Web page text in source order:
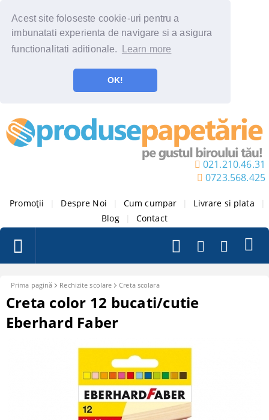
Acest site foloseste cookie-uri pentru a
imbunatati experienta de navigare si a asigura
functionalitati aditionale.
Learn more
OK!
021.210.46.31
0723.568.425
Promoții Despre Noi Cum cumpar Livrare si plata
Blog
Contact
Prima pagină Rechizite scolare Creta scolara
Creta color 12 bucati/cutie
Eberhard Faber